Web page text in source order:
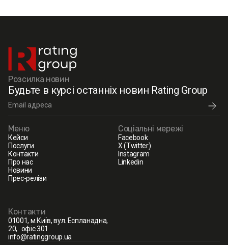
Розсилка новин
Будьте в курсі останніх новин Rating Group
Меню
Кейси
Послуги
Контакти
Про нас
Новини
Прес-релізи
Соціальні мережі
Facebook
X (Twitter)
Instagram
Linkedin
Контакти
01001, м.Київ, вул. Еспланадна,
20, офіс 301
info@ratinggroup.ua